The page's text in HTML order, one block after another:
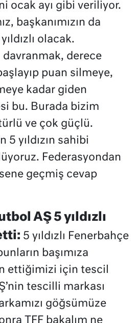
ocak ayı gibi veriliyor.
başkanımızın da
olacak.
davranmak, derece
puan silmeye,
kadar giden
bu. Burada bizim
ve çok güçlü.
5 yıldızın sahibi
Federasyondan
geçmiş cevap
AŞ 5 yıldızlı
5 yıldızlı Fenerbahçe
başımıza
ettiğimizi için tescil
tescilli markası
göğsümüze
TFF bakalım ne